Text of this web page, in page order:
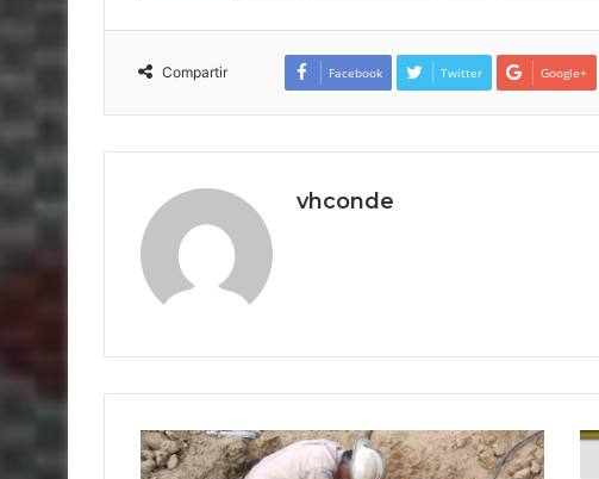
Compartir Facebook Twitter Google+
vhconde